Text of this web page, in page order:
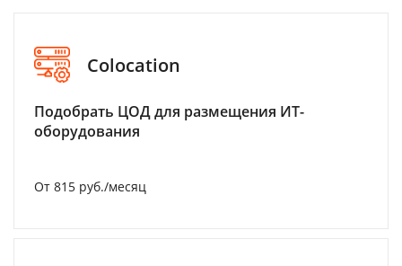
Colocation
Подобрать ЦОД для размещения ИТ-
оборудования
От 815 руб./месяц